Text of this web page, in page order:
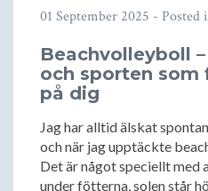
01 September 2025 - Posted
Beachvolleyboll
och sporten som
på dig
Jag har alltid älskat
och när jag upptäckte
Det är något speciellt med
under fötterna, solen står